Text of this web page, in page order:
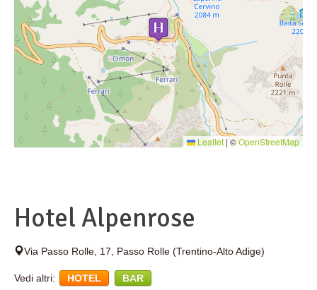
Leaflet | ©OpenStreetMap
Hotel Alpenrose
Via Passo Rolle, 17, Passo Rolle (Trentino-Alto Adige)
Vedi altri: HOTEL BAR